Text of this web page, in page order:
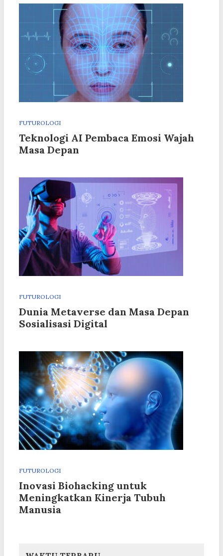
FUTUROLOGI
Teknologi AI Pembaca Emosi Wajah
Masa Depan
FUTUROLOGI
Dunia Metaverse dan Masa Depan
Sosialisasi Digital
FUTUROLOGI
Inovasi Biohacking untuk
Meningkatkan Kinerja Tubuh
Manusia